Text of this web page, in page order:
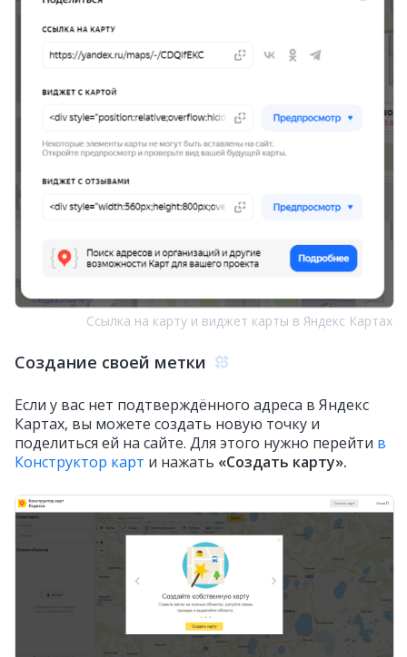
Ссылка на карту и виджет карты в Яндекс Картах
Создание своей метки
Если у вас нет подтверждённого адреса в Яндекс
Картах, вы можете создать новую точку и
поделиться ей на сайте. Для этого нужно перейти в
Конструктор карт и нажать «Создать карту».